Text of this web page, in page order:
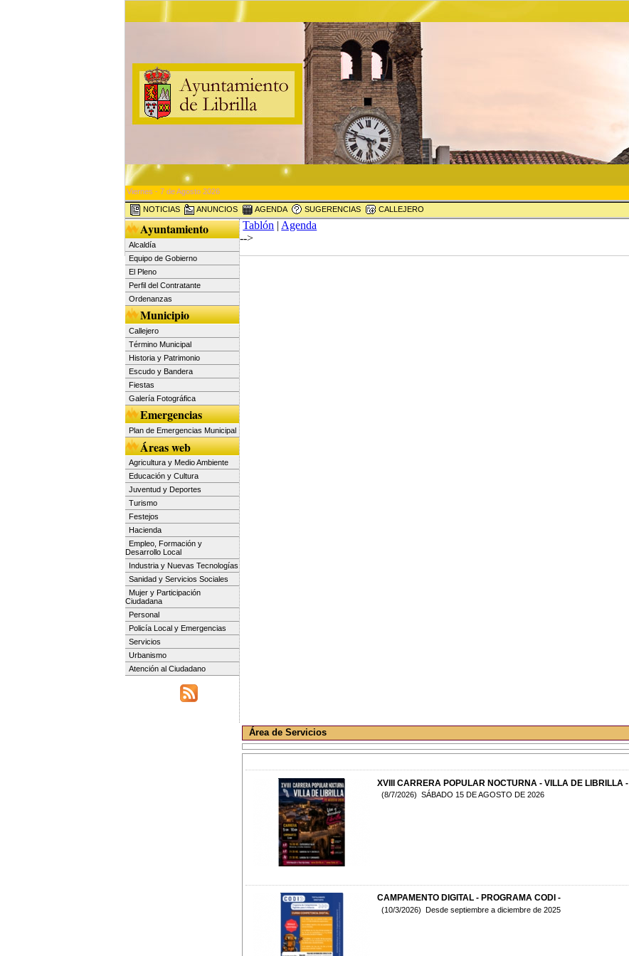
Viernes - 7 de Agosto 2026
NOTICIAS ANUNCIOS AGENDA SUGERENCIAS CALLEJERO
Ayuntamiento
Alcaldía
Equipo de Gobierno
El Pleno
Perfil del Contratante
Ordenanzas
Municipio
Callejero
Término Municipal
Historia y Patrimonio
Escudo y Bandera
Fiestas
Galería Fotográfica
Emergencias
Plan de Emergencias Municipal
Áreas web
Agricultura y Medio Ambiente
Educación y Cultura
Juventud y Deportes
Turismo
Festejos
Hacienda
Empleo, Formación y
Desarrollo Local
Industria y Nuevas Tecnologías
Sanidad y Servicios Sociales
Mujer y Participación
Ciudadana
Personal
Policía Local y Emergencias
Servicios
Urbanismo
Atención al Ciudadano
Tablón |Agenda
-->
Área de Servicios
XVIII CARRERA POPULAR NOCTURNA - VILLA DE LIBRILLA -
(8/7/2026) SÁBADO 15 DE AGOSTO DE 2026
CAMPAMENTO DIGITAL - PROGRAMA CODI -
(10/3/2026) Desde septiembre a diciembre de 2025